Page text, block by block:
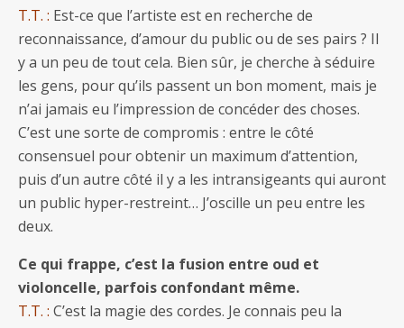
T.T. : Est-ce que l’artiste est en recherche de
reconnaissance, d’amour du public ou de ses pairs ? Il
y a un peu de tout cela. Bien sûr, je cherche à séduire
les gens, pour qu’ils passent un bon moment, mais je
n’ai jamais eu l’impression de concéder des choses.
C’est une sorte de compromis : entre le côté
consensuel pour obtenir un maximum d’attention,
puis d’un autre côté il y a les intransigeants qui auront
un public hyper-restreint… J’oscille un peu entre les
deux.
Ce qui frappe, c’est la fusion entre oud et
violoncelle, parfois confondant même.
T.T. : C’est la magie des cordes. Je connais peu la